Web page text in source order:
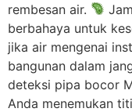
rembesan air.
berbahaya untuk
jika air mengenai
bangunan dalam
deteksi pipa bocor
Anda menemukan